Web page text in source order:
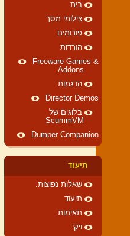
בית
צילומי מסך
פורומים
הורדות
Freeware Games &
Addons
הדגמות
Director Demos
בלוגים של
ScummVM
Dumper Companion
תיעוד
שאלות נפוצות.
תיעוד
תאימות
ויקי